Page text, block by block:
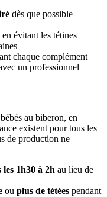
dès que possible
en évitant les tétines
chaque complément
un professionnel
au biberon, en
existent pour tous les
de production ne
les 1h30 à 2h au lieu de
ou plus de tétées pendant